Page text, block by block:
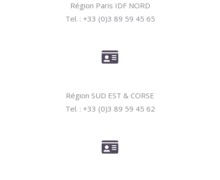
Région Paris IDF NORD
Tel. : +33 (0)3 89 59 45 65
Région SUD EST & CORSE
Tel. : +33 (0)3 89 59 45 62